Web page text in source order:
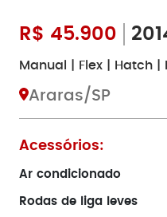
R$ 45.900
Manual | Flex | Hatch |
Araras/SP
Acessórios:
Ar condicionado
Rodas de liga leves